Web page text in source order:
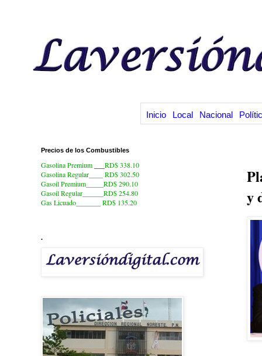
Inicio Local Nacional
y
Precios de los Combustibles
Gasolina Premium
RD$ 338.10
Gasolina Regular____ RD$ 302.50
Gasoil Premium_____RD$ 290.10
Gasoil Regular______RD$ 254.80
Gas Licuado_______
RD$ 135.20
.